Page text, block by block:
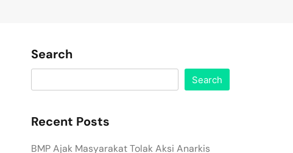
Search
Search
Recent Posts
BMP Ajak Masyarakat Tolak Aksi Anarkis